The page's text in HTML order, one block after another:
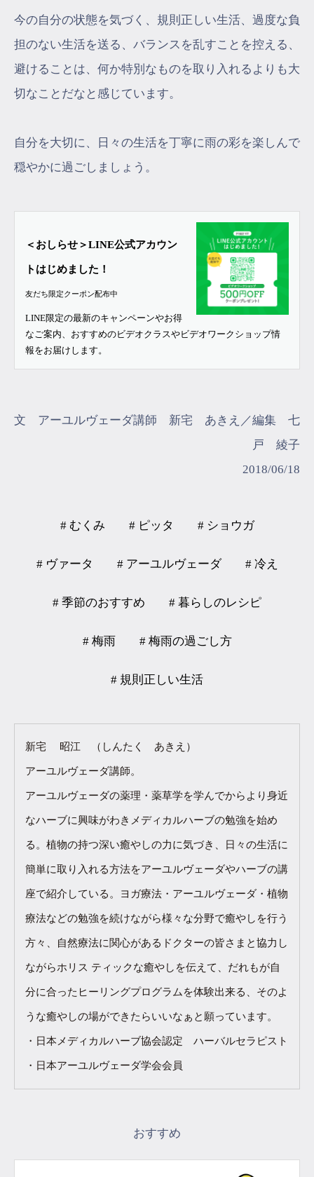
今の自分の状態を気づく、規則正しい生活、過度な負
担のない生活を送る、バランスを乱すことを控える、
避けることは、何か特別なものを取り入れるよりも大
切なことだなと感じています。
自分を大切に、日々の生活を丁寧に雨の彩を楽しんで
穏やかに過ごしましょう。
＜おしらせ＞LINE公式アカウン
トはじめました！
友だち限定クーポン配布中
LINE限定の最新のキャンペーンやお得
なご案内、おすすめのビデオクラスやビデオワークショップ情
報をお届けします。
文 アーユルヴェーダ講師 新宅 あきえ／編集 七
戸 綾子
2018/06/18
# むくみ # ピッタ # ショウガ
# ヴァータ # アーユルヴェーダ # 冷え
# 季節のおすすめ # 暮らしのレシピ
# 梅雨 # 梅雨の過ごし方
# 規則正しい生活
新宅 昭江 （しんたく あきえ）
アーユルヴェーダ講師。
アーユルヴェーダの薬理・薬草学を学んでからより身近
なハーブに興味がわきメディカルハーブの勉強を始め
る。植物の持つ深い癒やしの力に気づき、日々の生活に
簡単に取り入れる方法をアーユルヴェーダやハーブの講
座で紹介している。ヨガ療法・アーユルヴェーダ・植物
療法などの勉強を続けながら様々な分野で癒やしを行う
方々、自然療法に関心があるドクターの皆さまと協力し
ながらホリス ティックな癒やしを伝えて、だれもが自
分に合ったヒーリングプログラムを体験出来る、そのよ
うな癒やしの場ができたらいいなぁと願っています。
・日本メディカルハーブ協会認定 ハーバルセラピスト
・日本アーユルヴェーダ学会会員
おすすめ